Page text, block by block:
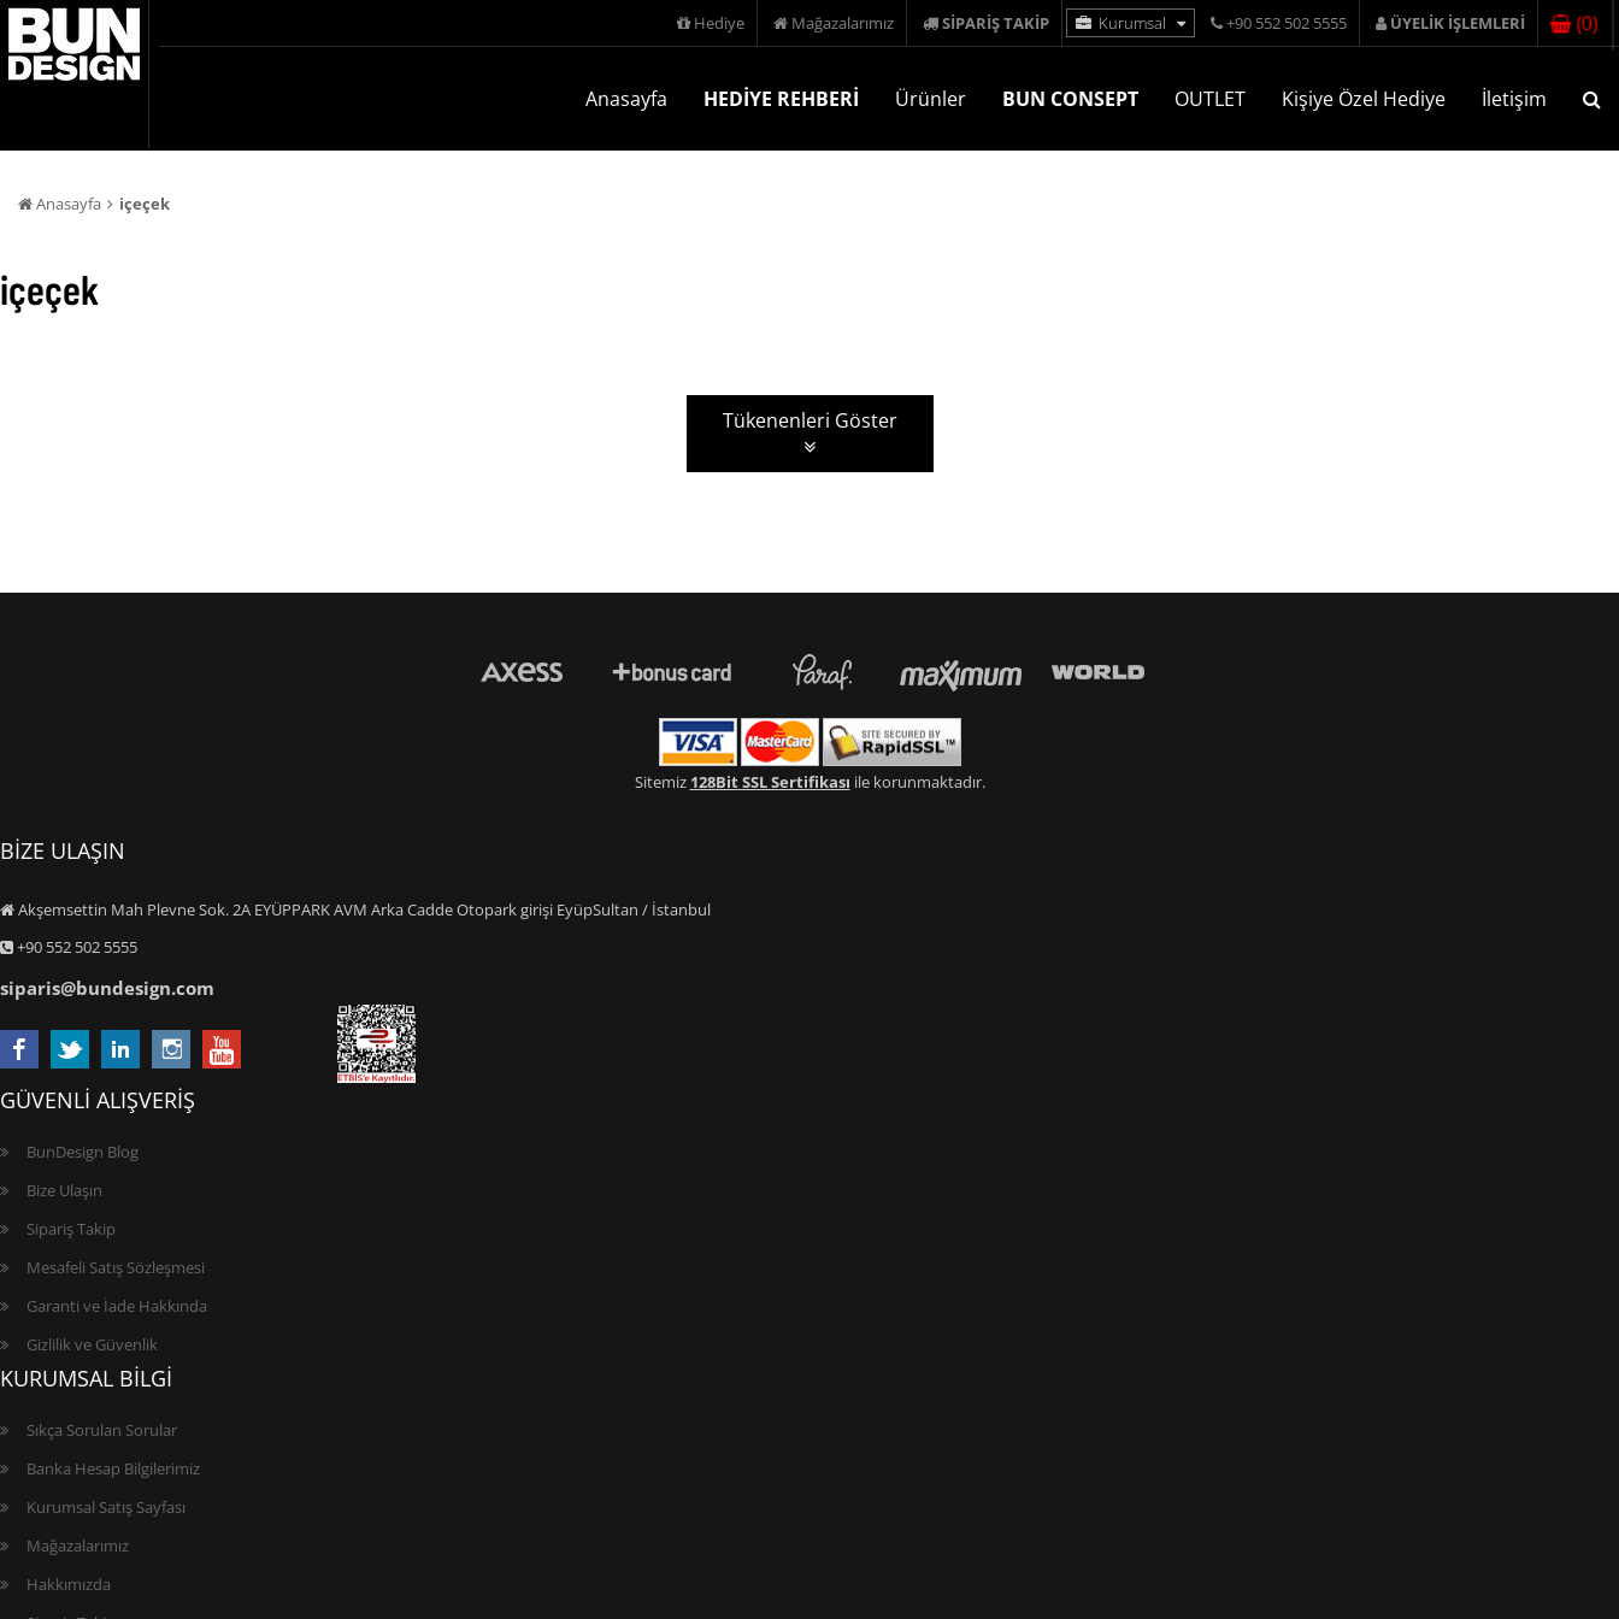
Hediye Mağazalarımız SİPARİŞ TAKİP Kurumsal +90 552 502 5555 ÜYELİK İŞLEMLERİ (0)
Anasayfa HEDİYE REHBERİ Ürünler BUN CONSEPT OUTLET Kişiye Özel Hediye İletişim
Anasayfa içeçek
içeçek
Tükenenleri Göster
Sitemiz 128Bit SSL Sertifikası ile korunmaktadır.
BİZE ULAŞIN
Akşemsettin Mah Plevne Sok. 2A EYÜPPARK AVM Arka Cadde Otopark girişi EyüpSultan / İstanbul
+90 552 502 5555
siparis@bundesign.com
GÜVENLİ ALIŞVERİŞ
BunDesign Blog
Bize Ulaşın
Sipariş Takip
Mesafeli Satış Sözleşmesi
Garanti ve İade Hakkında
Gizlilik ve Güvenlik
KURUMSAL BİLGİ
Sıkça Sorulan Sorular
Banka Hesap Bilgilerimiz
Kurumsal Satış Sayfası
Mağazalarımız
Hakkımızda